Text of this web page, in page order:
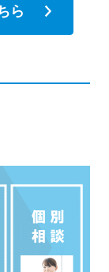
ら